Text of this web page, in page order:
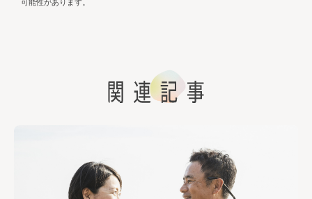
可能性があります。